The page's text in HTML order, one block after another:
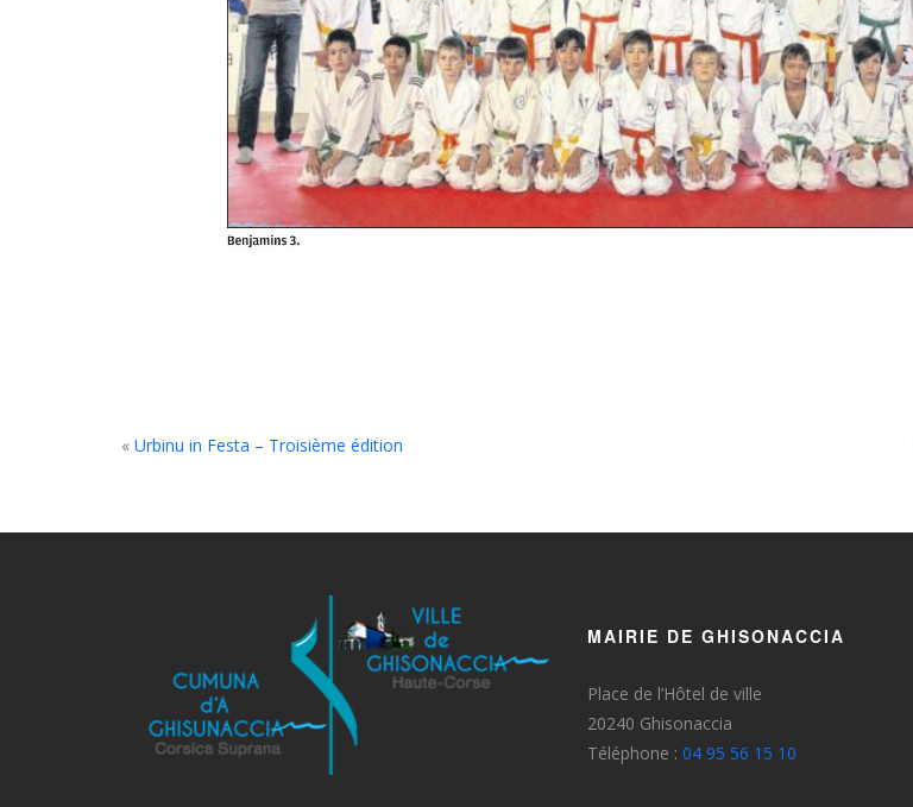
« Urbinu in Festa – Troisième édition
MAIRIE DE GHISONACCIA
Place de l’Hôtel de ville
20240 Ghisonaccia
Téléphone : 04 95 56 15 10